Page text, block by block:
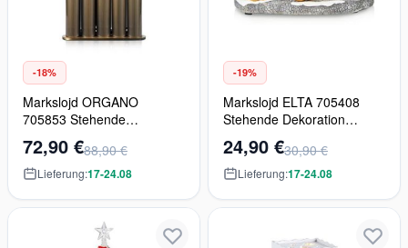
-18%
Markslojd ORGANO
705853 Stehende
Dekoration 5x25W/E10
IP20
72,90 €88,90 €
Lieferung:17-24.08
-19%
Markslojd ELTA 705408
Stehende Dekoration
8x0,06W/LED IP20
24,90 €30,90 €
Lieferung:17-24.08